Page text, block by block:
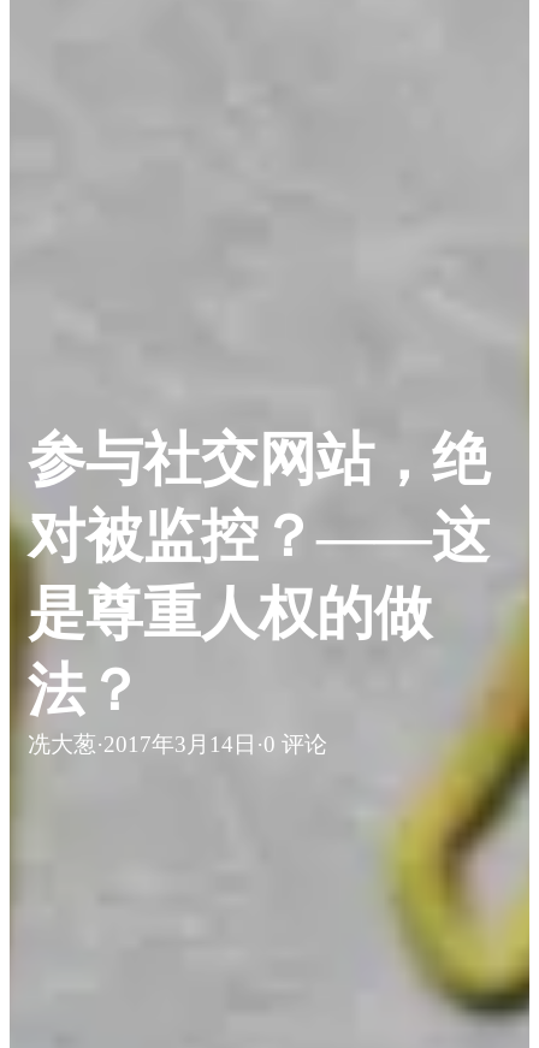
参与社交网站，绝
对被监控？——这
是尊重人权的做
法？
冼大葱·2017年3月14日 ·0 评论